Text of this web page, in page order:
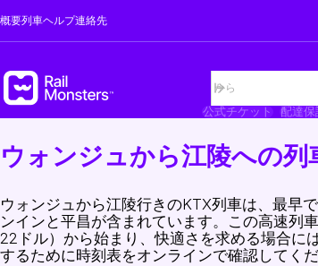
概要列車ヘルプ連絡先
公式チケット
配達保
ウォンジュから江陵への列
ウォンジュから江陵行きのKTX列車は、最早
ンインと平昌が含まれています。この高速列
22ドル）から始まり、快適さを求める場合に
するために時刻表をオンラインで確認してくだ